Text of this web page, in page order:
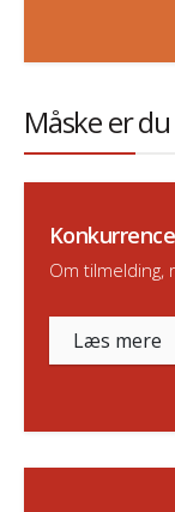
Måske er
Om tilmelding,
Læs mere